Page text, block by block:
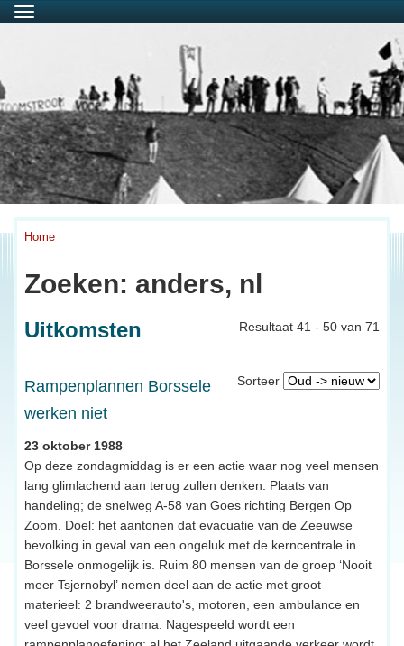
Menu
Home
Zoeken: anders, nl
Resultaat 41 - 50 van 71
Uitkomsten
Sorteer
Rampenplannen Borssele
werken niet
23 oktober 1988
Op deze zondagmiddag is er een actie waar nog veel mensen
lang glimlachend aan terug zullen denken. Plaats van
handeling; de snelweg A-58 van Goes richting Bergen Op
Zoom. Doel: het aantonen dat evacuatie van de Zeeuwse
bevolking in geval van een ongeluk met de kerncentrale in
Borssele onmogelijk is. Ruim 80 mensen van de groep ‘Nooit
meer Tsjernobyl’ nemen deel aan de actie met groot
materieel: 2 brandweerauto's, motoren, een ambulance en
veel gevoel voor drama. Nagespeeld wordt een